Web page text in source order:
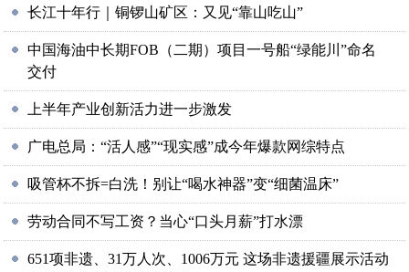
长江十年行｜铜锣山矿区：又见“靠山吃山”
中国海油中长期FOB（二期）项目一号船“绿能川”命名
交付
上半年产业创新活力进一步激发
广电总局：“活人感”“现实感”成今年爆款网综特点
吸管杯不拆=白洗！别让“喝水神器”变“细菌温床”
劳动合同不写工资？当心“口头月薪”打水漂
651项非遗、31万人次、1006万元 这场非遗援疆展示活动